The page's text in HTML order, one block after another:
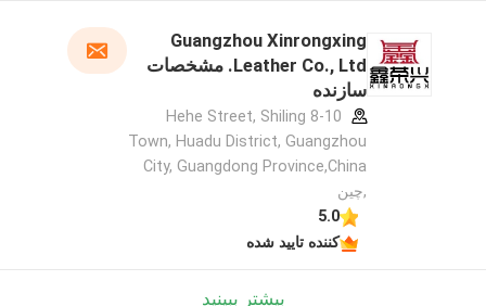
Guangzhou Xinrongxing
Leather Co., Ltd. مشخصات
سازنده
8-10 Hehe Street, Shiling
Town, Huadu District, Guangzhou
City, Guangdong Province,China
,چین
5.0
کننده تایید شده
بیشتر ببینید